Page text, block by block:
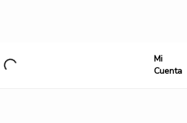
Mi
Cuenta